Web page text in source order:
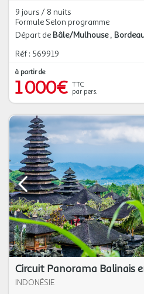
9 jours / 8 nuits
Formule Selon programme
Départ de Bâle/Mulhouse
Réf : 569919
à partir de
1 000€ TTC
par pers.
Circuit Panorama Balinais
INDONÉSIE